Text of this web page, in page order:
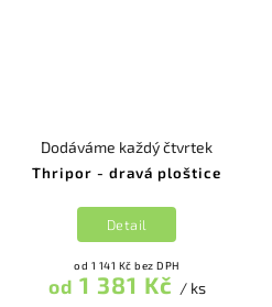
Thripor - dravá ploštice
Dodáváme každý čtvrtek
od 1 141 Kč bez DPH
od 1 381 Kč / ks
Detail